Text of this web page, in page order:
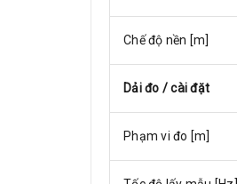
Chế độ nền [m]
Dải đo / cài đặt
Phạm vi đo [m]